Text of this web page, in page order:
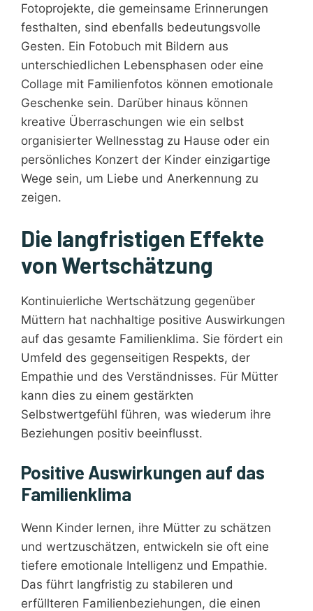
Fotoprojekte, die gemeinsame Erinnerungen
festhalten, sind ebenfalls bedeutungsvolle
Gesten. Ein Fotobuch mit Bildern aus
unterschiedlichen Lebensphasen oder eine
Collage mit Familienfotos können emotionale
Geschenke sein. Darüber hinaus können
kreative Überraschungen wie ein selbst
organisierter Wellnesstag zu Hause oder ein
persönliches Konzert der Kinder einzigartige
Wege sein, um Liebe und Anerkennung zu
zeigen.
Die langfristigen Effekte
von Wertschätzung
Kontinuierliche Wertschätzung gegenüber
Müttern hat nachhaltige positive Auswirkungen
auf das gesamte Familienklima. Sie fördert ein
Umfeld des gegenseitigen Respekts, der
Empathie und des Verständnisses. Für Mütter
kann dies zu einem gestärkten
Selbstwertgefühl führen, was wiederum ihre
Beziehungen positiv beeinflusst.
Positive Auswirkungen auf das
Familienklima
Wenn Kinder lernen, ihre Mütter zu schätzen
und wertzuschätzen, entwickeln sie oft eine
tiefere emotionale Intelligenz und Empathie.
Das führt langfristig zu stabileren und
erfüllteren Familienbeziehungen, die einen